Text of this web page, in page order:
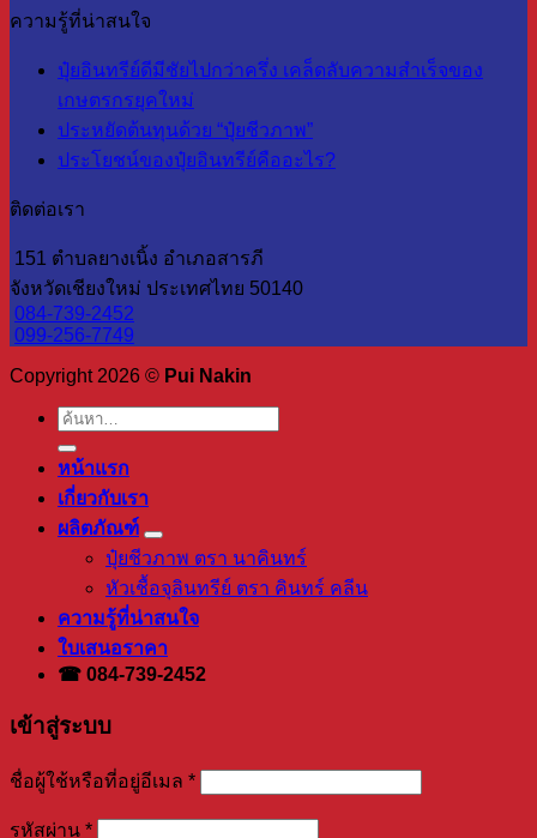
ความรู้ที่น่าสนใจ
ปุ๋ยอินทรีย์ดีมีชัยไปกว่าครึ่ง เคล็ดลับความสำเร็จของ
เกษตรกรยุคใหม่
ประหยัดต้นทุนด้วย “ปุ๋ยชีวภาพ”
ประโยชน์ของปุ๋ยอินทรีย์คืออะไร?
ติดต่อเรา
151 ตำบลยางเนิ้ง อำเภอสารภี
จังหวัดเชียงใหม่ ประเทศไทย 50140
084-739-2452
099-256-7749
Copyright 2026 © Pui Nakin
ค้นหา:
หน้าแรก
เกี่ยวกับเรา
ผลิตภัณฑ์
ปุ๋ยชีวภาพ ตรา นาคินทร์
หัวเชื้อจุลินทรีย์ ตรา คินทร์ คลีน
ความรู้ที่น่าสนใจ
ใบเสนอราคา
☎ 084-739-2452
เข้าสู่ระบบ
ชื่อผู้ใช้หรือที่อยู่อีเมล *
รหัสผ่าน *